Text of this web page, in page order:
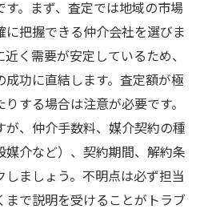
。まず、査定では地域の市場
把握できる仲介会社を選びま
く需要が安定しているため、
功に直結します。査定額が極
する場合は注意が必要です。
が、仲介手数料、媒介契約の種
媒介など）、契約期間、解約条
しましょう。不明点は必ず担当
まで説明を受けることがトラブ